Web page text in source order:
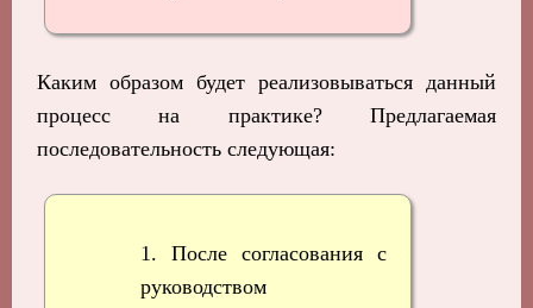
Каким образом будет реализовываться данный
процесс на практике? Предлагаемая
последовательность следующая:
1. После согласования с
руководством